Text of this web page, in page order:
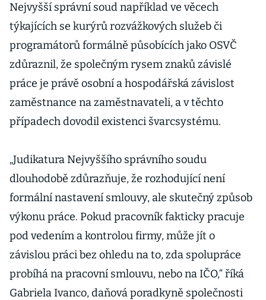
Nejvyšší správní soud například ve věcech
týkajících se kurýrů rozvážkových služeb či
programátorů formálně působících jako OSVČ
zdůraznil, že společným rysem znaků závislé
práce je právě osobní a hospodářská závislost
zaměstnance na zaměstnavateli, a v těchto
případech dovodil existenci švarcsystému.
„Judikatura Nejvyššího správního soudu
dlouhodobě zdůrazňuje, že rozhodující není
formální nastavení smlouvy, ale skutečný způsob
výkonu práce. Pokud pracovník fakticky pracuje
pod vedením a kontrolou firmy, může jít o
závislou práci bez ohledu na to, zda spolupráce
probíhá na pracovní smlouvu, nebo na IČO,“ říká
Gabriela Ivanco, daňová poradkyně společnosti